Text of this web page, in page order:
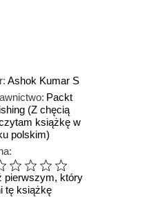
Ashok Kumar S
Packt
(Z chęcią
książkę w
polskim)
pierwszym, który
tę książkę